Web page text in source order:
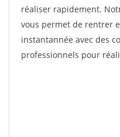
réaliser rapidement.
vous permet de rentrer
instantannée avec des
professionnels pour